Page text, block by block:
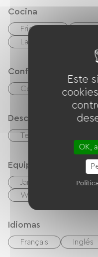
Cocina
Frigorífico
Las cuatro
Confort
Comedor al aire libre
Descripción
Terreno privado
Equipos
Jardín cafetera
Wifi gratuito
Idiomas
Français Inglés
Este
OK,